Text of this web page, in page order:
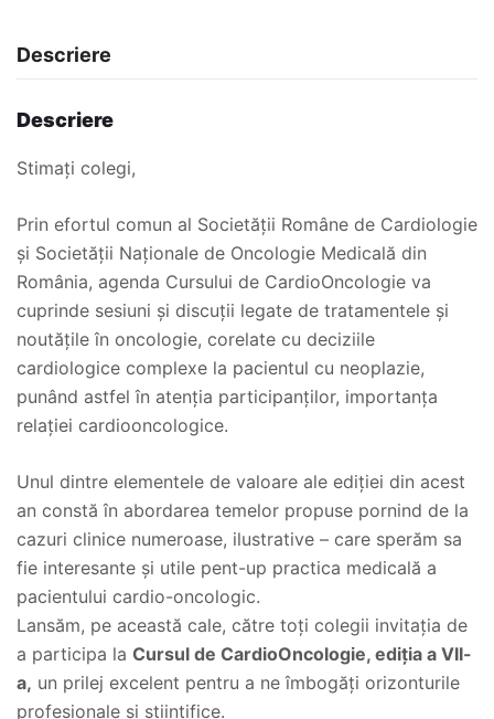
Descriere
Descriere
Stimați colegi,
Prin efortul comun al Societăţii Române de Cardiologie
şi Societăţii Naţionale de Oncologie Medicală din
România, agenda Cursului de CardioOncologie va
cuprinde sesiuni şi discuţii legate de tratamentele și
noutățile în oncologie, corelate cu deciziile
cardiologice complexe la pacientul cu neoplazie,
punând astfel în atenția participanților, importanța
relației cardiooncologice.
Unul dintre elementele de valoare ale ediţiei din acest
an constă în abordarea temelor propuse pornind de la
cazuri clinice numeroase, ilustrative – care sperăm sa
fie interesante şi utile pent-up practica medicală a
pacientului cardio-oncologic.
Lansăm, pe această cale, către toți colegii invitația de
a participa la Cursul de CardioOncologie, ediția a VII-
a, un prilej excelent pentru a ne îmbogăți orizonturile
profesionale și științifice.